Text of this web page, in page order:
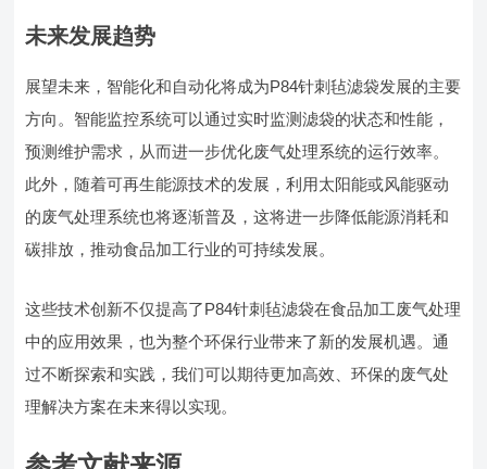
未来发展趋势
展望未来，智能化和自动化将成为P84针刺毡滤袋发展的主要
方向。智能监控系统可以通过实时监测滤袋的状态和性能，
预测维护需求，从而进一步优化废气处理系统的运行效率。
此外，随着可再生能源技术的发展，利用太阳能或风能驱动
的废气处理系统也将逐渐普及，这将进一步降低能源消耗和
碳排放，推动食品加工行业的可持续发展。
这些技术创新不仅提高了P84针刺毡滤袋在食品加工废气处理
中的应用效果，也为整个环保行业带来了新的发展机遇。通
过不断探索和实践，我们可以期待更加高效、环保的废气处
理解决方案在未来得以实现。